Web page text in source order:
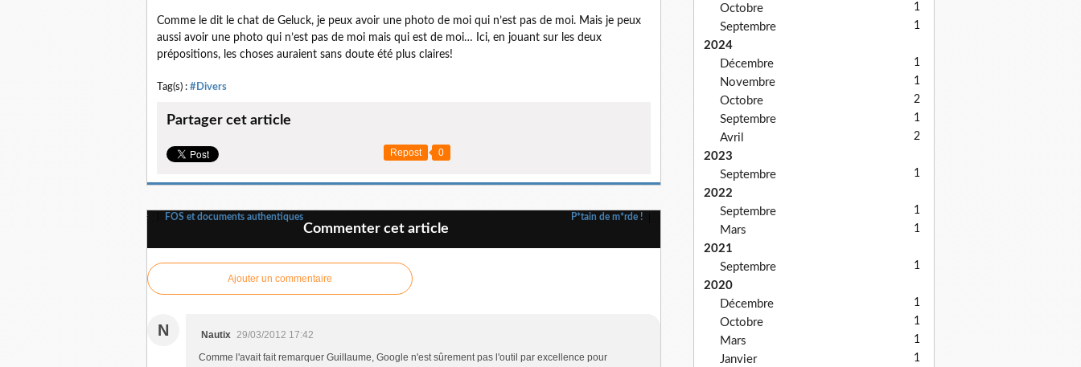
Comme le dit le chat de Geluck, je peux avoir une photo de moi qui n’est pas de moi. Mais je peux
aussi avoir une photo qui n’est pas de moi mais qui est de moi… Ici, en jouant sur les deux
prépositions, les choses auraient sans doute été plus claires!
Tag(s) : #Divers
Partager cet article
Repost 0
FOS et documents authentiques P*tain de m*rde !
Commenter cet article
Ajouter un commentaire
N Nautix 29/03/2012 17:42
Comme l'avait fait remarquer Guillaume, Google n'est sûrement pas l'outil par excellence pour
Octobre
1
Septembre 1
2024
Décembre
1
Novembre 1
Octobre 2
Septembre 1
Avril 2
2023
Septembre
1
2022
Septembre
1
Mars 1
2021
Septembre
1
2020
Décembre
1
Octobre 1
Mars 1
Janvier 1